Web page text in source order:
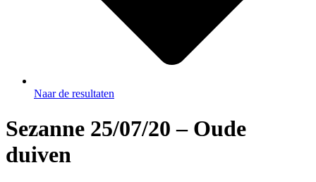
Naar de resultaten
Sezanne 25/07/20 – Oude
duiven